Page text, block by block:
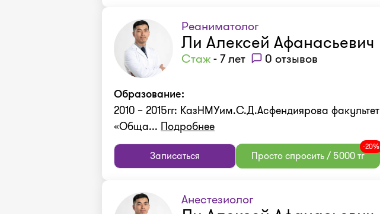
Реаниматолог
Ли Алексей Афанасьевич
Стаж- 7 лет 0 отзывов
Образование:
2010 – 2015гг: КазНМУим.С.Д.Асфендиярова факультет
«Обща... Подробнее
Записаться Просто спросить / 5000 тг
-20%
Анестезиолог